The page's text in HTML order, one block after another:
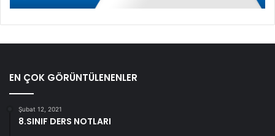
EN ÇOK GÖRÜNTÜLENENLER
Şubat 12, 2021
8.SINIF DERS NOTLARI